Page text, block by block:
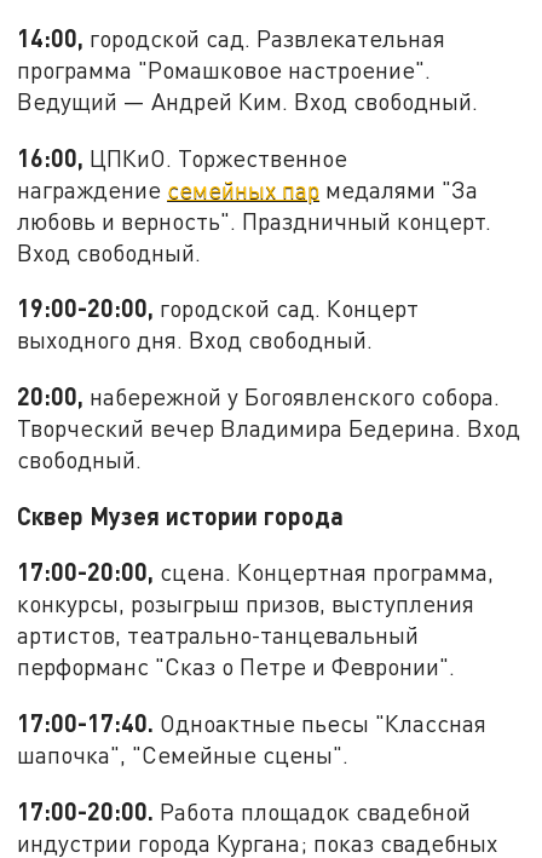
14:00, городской сад. Развлекательная
программа "Ромашковое настроение".
Ведущий — Андрей Ким. Вход свободный.
16:00, ЦПКиО. Торжественное
награждение семейных пар медалями "За
любовь и верность". Праздничный концерт.
Вход свободный.
19:00-20:00, городской сад. Концерт
выходного дня. Вход свободный.
20:00, набережной у Богоявленского собора.
Творческий вечер Владимира Бедерина. Вход
свободный.
Сквер Музея истории города
17:00-20:00, сцена. Концертная программа,
конкурсы, розыгрыш призов, выступления
артистов, театрально-танцевальный
перформанс "Сказ о Петре и Февронии".
17:00-17:40. Одноактные пьесы "Классная
шапочка", "Семейные сцены".
17:00-20:00. Работа площадок свадебной
индустрии города Кургана; показ свадебных